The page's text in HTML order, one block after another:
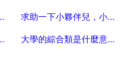
2025-07-29
什麼作用？？？？？ 求助一下小夥伴兒，小夥伴們，猜一下
2025-07-29
球衣都賣多少錢 大學的綜合類是什麼意思，大學專業中綜合，文科，理科分別又是什麼意思